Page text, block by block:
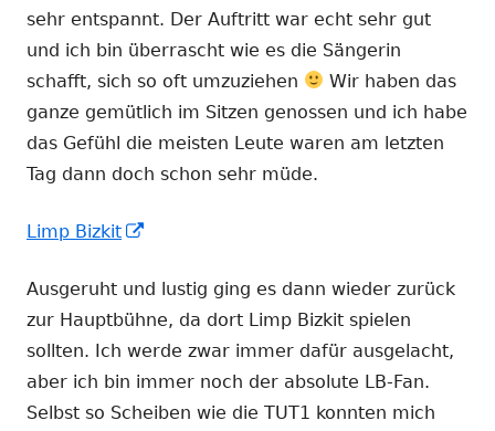
sehr entspannt. Der Auftritt war echt sehr gut
und ich bin überrascht wie es die Sängerin
schafft, sich so oft umzuziehen
Wir haben das
ganze gemütlich im Sitzen genossen und ich habe
das Gefühl die meisten Leute waren am letzten
Tag dann doch schon sehr müde.
Limp Bizkit
Fenster
öffnen
Ausgeruht und lustig ging es dann wieder zurück
zur Hauptbühne, da dort Limp Bizkit spielen
sollten. Ich werde zwar immer dafür ausgelacht,
aber ich bin immer noch der absolute LB-Fan.
Selbst so Scheiben wie die TUT1 konnten mich